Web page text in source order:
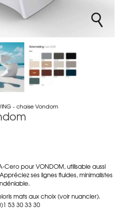
- chaise Vondom
pour VONDOM, utilisable aussi
ses lignes fluides, minimalistes
mats aux choix (voir nuancier).
53 30 33 30